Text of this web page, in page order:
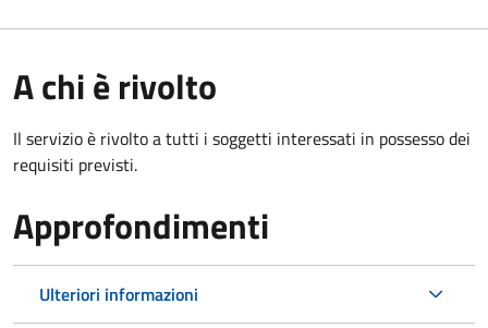
A chi è rivolto
Il servizio è rivolto a tutti i soggetti interessati in possesso dei
requisiti previsti.
Approfondimenti
Ulteriori informazioni